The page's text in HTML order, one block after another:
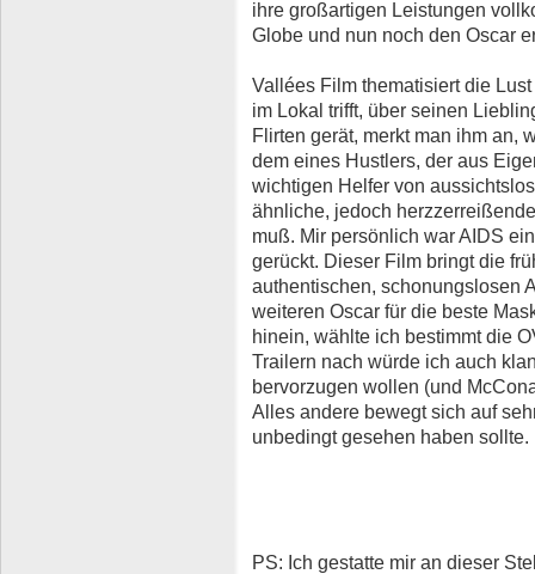
ihre großartigen Leistungen
Globe und nun noch den Oscar
Vallées Film thematisiert die
im Lokal trifft, über seinen
Flirten gerät, merkt man ihm an,
dem eines Hustlers, der aus
wichtigen Helfer von
ähnliche, jedoch
muß. Mir persönlich war AIDS
gerückt. Dieser Film bringt die
authentischen, schonungslosen
weiteren Oscar für die beste
hinein, wählte ich bestimmt die
Trailern nach würde ich auch
bervorzugen wollen (und
Alles andere bewegt sich auf
unbedingt gesehen haben sollte.
PS: Ich gestatte mir an dieser